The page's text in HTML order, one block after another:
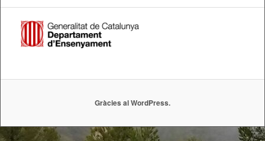
Gràcies al WordPress.